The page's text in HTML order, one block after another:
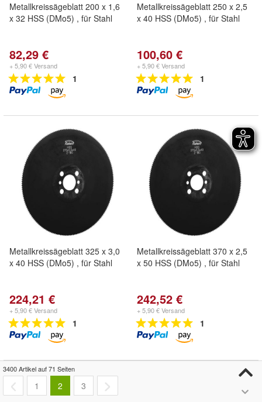
Metallkreissägeblatt 200 x 1,6
x 32 HSS (DMo5) , für Stahl
82,29 €
+ 5,90 € Versand
1
Metallkreissägeblatt 250 x 2,5
x 40 HSS (DMo5) , für Stahl
100,60 €
+ 5,90 € Versand
1
Metallkreissägeblatt 325 x 3,0
x 40 HSS (DMo5) , für Stahl
224,21 €
+ 5,90 € Versand
1
Metallkreissägeblatt 370 x 2,5
x 50 HSS (DMo5) , für Stahl
242,52 €
+ 5,90 € Versand
1
3400 Artikel auf 71 Seiten
1 2 3